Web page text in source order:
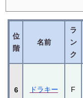
位
階
名前
ラ
ン
ク
6 ドラキー F